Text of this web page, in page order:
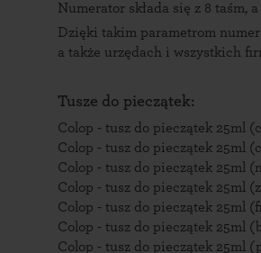
Numerator składa się z 8 taśm,
Dzięki takim parametrom
a także urzędach i wszystkich
Tusze do pieczątek:
Colop - tusz do pieczątek 25ml
Colop - tusz do pieczątek 25ml
Colop - tusz do pieczątek 25ml
Colop - tusz do pieczątek 25ml
Colop - tusz do pieczątek 25ml
Colop - tusz do pieczątek 25ml
Colop - tusz do pieczątek 25ml